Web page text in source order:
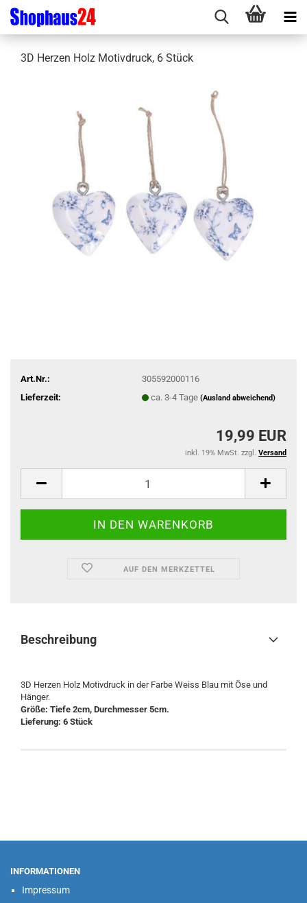
3D Herzen Holz Motivdruck, 6 Stück
Art.Nr.:
305592000116
Lieferzeit:
ca. 3-4 Tage (Ausland abweichend)
19,99 EUR
inkl. 19% MwSt. zzgl. Versand
AUF DEN MERKZETTEL
Beschreibung
3D Herzen Holz Motivdruck in der Farbe Weiss Blau mit Öse und
Hänger.
Größe: Tiefe 2cm, Durchmesser 5cm.
Lieferung: 6 Stück
INFORMATIONEN
Impressum